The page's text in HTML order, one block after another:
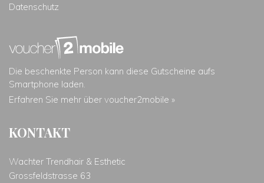
Datenschutz
Die beschenkte Person kann diese Gutscheine aufs
Smartphone laden.
Erfahren Sie mehr über voucher2mobile »
KONTAKT
Wachter Trendhair & Esthetic
Grossfeldstrasse 63